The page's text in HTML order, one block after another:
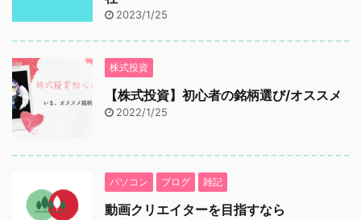
2023/1/25
株式投資
【株式投資】初心者の銘柄選び/オススメ
2022/1/25
パソコン ブログ 雑記
動画クリエイターを目指すなら